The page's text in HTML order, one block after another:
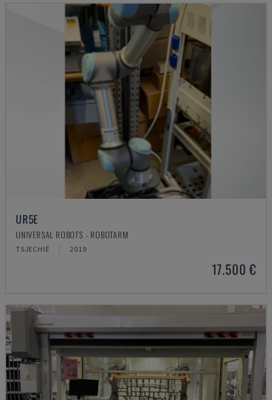
UR5E
UNIVERSAL ROBOTS - ROBOTARM
TSJECHIË 2019
17.500 €